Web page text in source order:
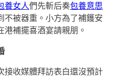
養女人們先斬后奏包養意思
不被器重。小方為了補鑊安
補擺喜酒宴請親朋。
接收媒體拜訪表白還沒預計